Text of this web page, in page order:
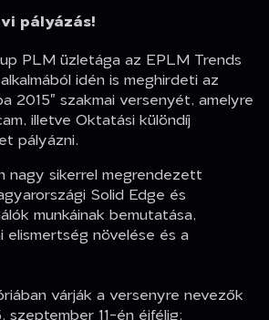
pályázás!
PLM üzletága az EPLM Trends
idén is meghirdeti az
2015" szakmai versenyét, amelyre
illetve Oktatási különdíj
pályázni.
nagy sikerrel megrendezett
Solid Edge és
munkáinak bemutatása,
elismertség növelése és a
várják a versenyre nevezők
11-én éjfélig: